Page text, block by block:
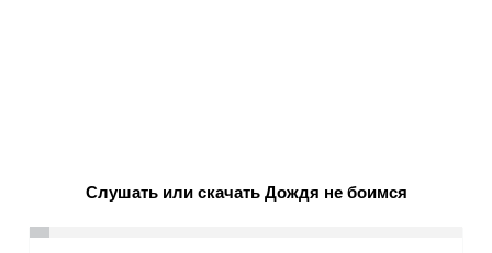
Слушать или скачать Дождя не боимся